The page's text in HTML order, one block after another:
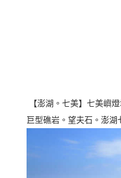
【澎湖。七美】七美嶼
巨型礁岩。望夫石。澎湖